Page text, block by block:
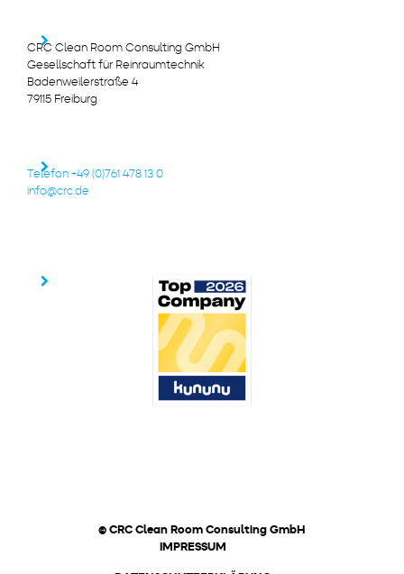
CRC Clean Room Consulting GmbH
Gesellschaft für Reinraumtechnik
Badenweilerstraße 4
79115 Freiburg
Telefon +49 (0)761 478 13 0
info@crc.de
© CRC Clean Room Consulting GmbH
IMPRESSUM